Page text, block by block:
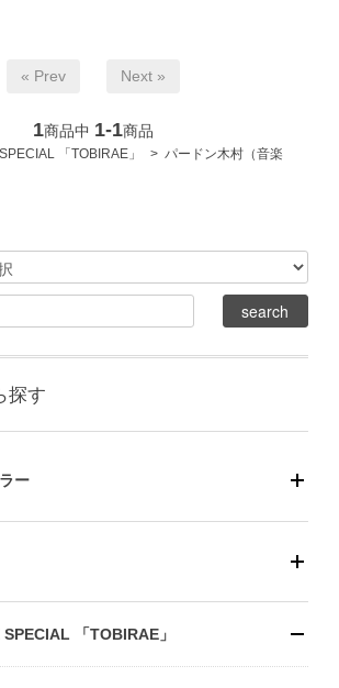
« Prev Next »
1商品中 1-1商品
「TOBIRAE」 > パードン木村（音楽
探す
ー
「TOBIRAE」